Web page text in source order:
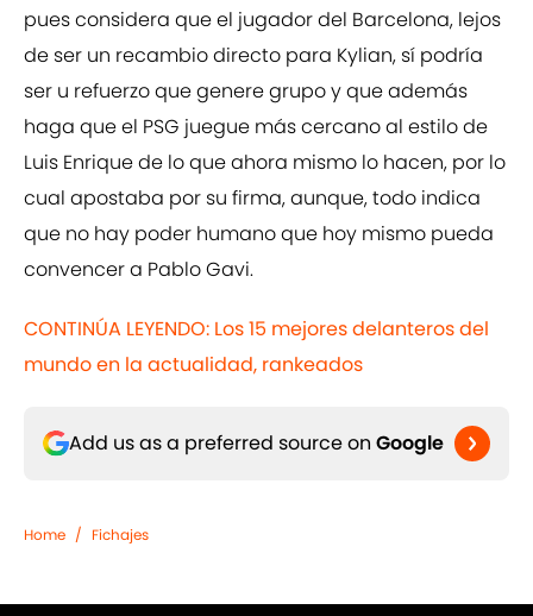
pues considera que el jugador del Barcelona, lejos
de ser un recambio directo para Kylian, sí podría
ser u refuerzo que genere grupo y que además
haga que el PSG juegue más cercano al estilo de
Luis Enrique de lo que ahora mismo lo hacen, por lo
cual apostaba por su firma, aunque, todo indica
que no hay poder humano que hoy mismo pueda
convencer a Pablo Gavi.
CONTINÚA LEYENDO: Los 15 mejores delanteros del
mundo en la actualidad, rankeados
Add us as a preferred source on Google
Home / Fichajes